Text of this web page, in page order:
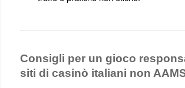
Consigli per un gioco
siti di casinò italiani non